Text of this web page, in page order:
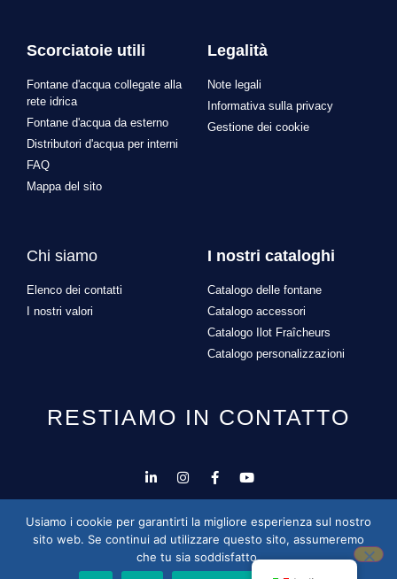
Scorciatoie utili
Fontane d'acqua collegate alla
rete idrica
Fontane d'acqua da esterno
Distributori d'acqua per interni
FAQ
Mappa del sito
Legalità
Note legali
Informativa sulla privacy
Gestione dei cookie
Chi siamo
Elenco dei contatti
I nostri valori
I nostri cataloghi
Catalogo delle fontane
Catalogo accessori
Catalogo Ilot Fraîcheurs
Catalogo personalizzazioni
RESTIAMO IN CONTATTO
Progettazione e sviluppo del sito a cura diAlexandre
Missonnier
Usiamo i cookie per garantirti la migliore esperienza sul nostro
sito web. Se continui ad utilizzare questo sito, assumeremo
che tu sia soddisfatto.